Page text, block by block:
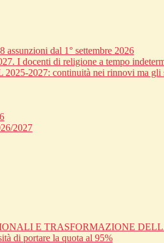
dal 1° settembre 2026
I docenti di religione a tempo
2027: continuità nei rinnovi ma gli
2027
E TRASFORMAZIONE
di portare la quota al 95%